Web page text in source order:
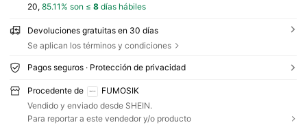
20, 85.11% son ≤ 8días hábiles
Devoluciones gratuitas en 30 días
Se aplican los términos y condiciones
Pagos seguros · Protección de privacidad
Procedente de
FUMOSIK
Vendido y enviado desde SHEIN.
Para reportar a este vendedor y/o producto